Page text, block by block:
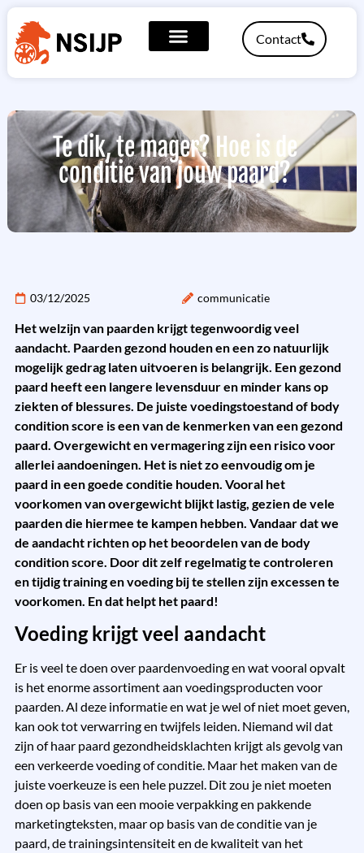
Contact
Te dik, te mager? Hoe is de
conditie van jouw paard?
03/12/2025 communicatie
Het welzijn van paarden krijgt tegenwoordig veel
aandacht. Paarden gezond houden en een zo natuurlijk
mogelijk gedrag laten uitvoeren is belangrijk. Een gezond
paard heeft een langere levensduur en minder kans op
ziekten of blessures. De juiste voedingstoestand of body
condition score is een van de kenmerken van een gezond
paard. Overgewicht en vermagering zijn een risico voor
allerlei aandoeningen. Het is niet zo eenvoudig om je
paard in een goede conditie houden. Vooral het
voorkomen van overgewicht blijkt lastig, gezien de vele
paarden die hiermee te kampen hebben. Vandaar dat we
de aandacht richten op het beoordelen van de body
condition score. Door dit zelf regelmatig te controleren
en tijdig training en voeding bij te stellen zijn excessen te
voorkomen. En dat helpt het paard!
Voeding krijgt veel aandacht
Er is veel te doen over paardenvoeding en wat vooral opvalt
is het enorme assortiment aan voedingsproducten voor
paarden. Al deze informatie en wat je wel of niet moet geven,
kan ook tot verwarring en twijfels leiden. Niemand wil dat
zijn of haar paard gezondheidsklachten krijgt als gevolg van
een verkeerde voeding of conditie. Maar het maken van de
juiste voerkeuze is een hele puzzel. Dit zou je niet moeten
doen op basis van een mooie verpakking en pakkende
marketingteksten, maar op basis van de conditie van je
paard, de trainingsintensiteit en de kwaliteit van het